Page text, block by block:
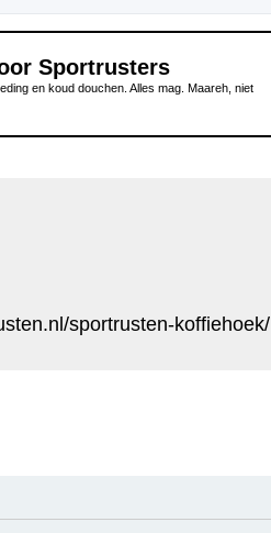
Sportrusters
en koud douchen. Alles mag. Maareh, niet
sportrusten-koffiehoek/